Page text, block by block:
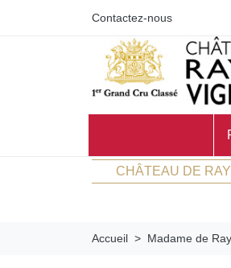
Contactez-nous
CHÂTEAU DE
Accueil Madame de